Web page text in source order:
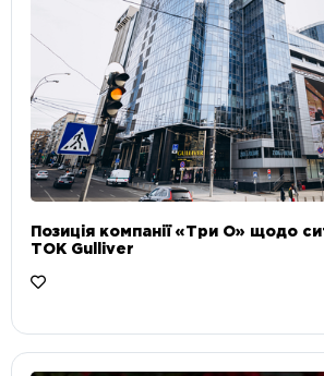
Позиція компанії «Три О» щодо
ТОК Gulliver